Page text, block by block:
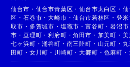
仙台市 ・ 仙台市青葉区 ・仙台市太白区 ・ 仙
区 ・石巻市 ・大崎市 ・仙台市若林区 ・登米
取市 ・ 多賀城市 ・ 塩竈市 ・富谷町 ・岩沼市
市 ・ 亘理町 ・利府町 ・角田市 ・ 加美町 ・ 美
七ヶ浜町 ・涌谷町 ・ 南三陸町 ・ 山元町 ・
田町 ・ 女川町 ・ 川崎町 ・大郷町 ・色麻町 ・